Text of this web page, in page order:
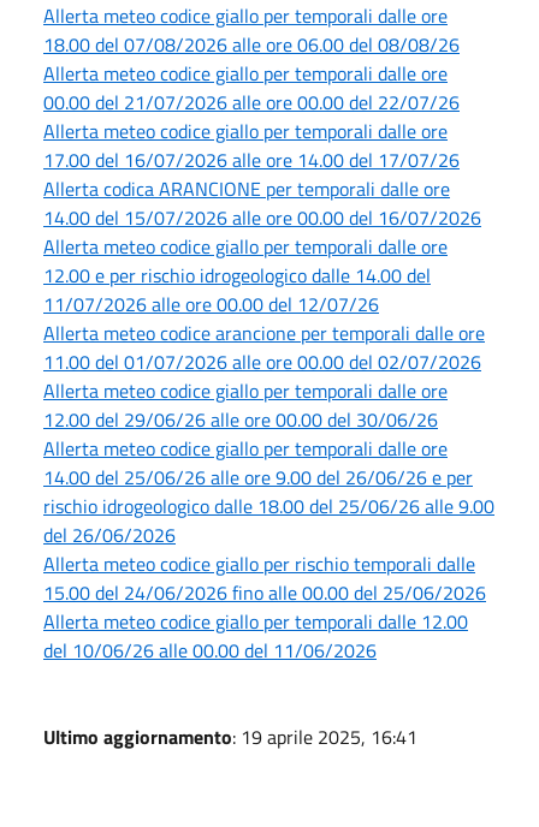
Allerta meteo codice giallo per temporali dalle ore
18.00 del 07/08/2026 alle ore 06.00 del 08/08/26
Allerta meteo codice giallo per temporali dalle ore
00.00 del 21/07/2026 alle ore 00.00 del 22/07/26
Allerta meteo codice giallo per temporali dalle ore
17.00 del 16/07/2026 alle ore 14.00 del 17/07/26
Allerta codica ARANCIONE per temporali dalle ore
14.00 del 15/07/2026 alle ore 00.00 del 16/07/2026
Allerta meteo codice giallo per temporali dalle ore
12.00 e per rischio idrogeologico dalle 14.00 del
11/07/2026 alle ore 00.00 del 12/07/26
Allerta meteo codice arancione per temporali dalle ore
11.00 del 01/07/2026 alle ore 00.00 del 02/07/2026
Allerta meteo codice giallo per temporali dalle ore
12.00 del 29/06/26 alle ore 00.00 del 30/06/26
Allerta meteo codice giallo per temporali dalle ore
14.00 del 25/06/26 alle ore 9.00 del 26/06/26 e per
rischio idrogeologico dalle 18.00 del 25/06/26 alle 9.00
del 26/06/2026
Allerta meteo codice giallo per rischio temporali dalle
15.00 del 24/06/2026 fino alle 00.00 del 25/06/2026
Allerta meteo codice giallo per temporali dalle 12.00
del 10/06/26 alle 00.00 del 11/06/2026
Ultimo aggiornamento: 19 aprile 2025, 16:41